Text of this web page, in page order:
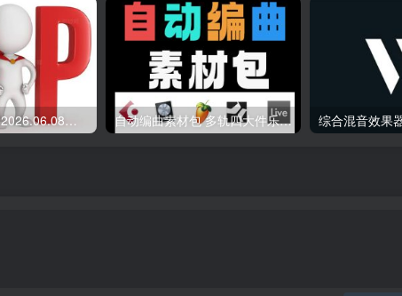
会员专属资源 （2026.06.08更新） 自动编曲素材包 多轨四大件乐器 Midi文件